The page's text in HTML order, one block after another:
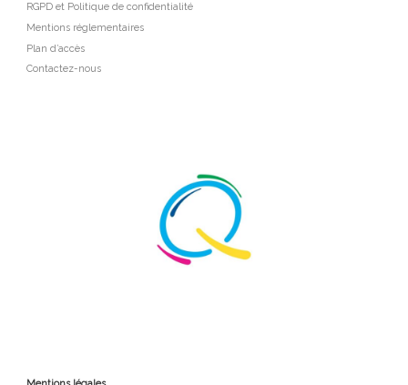
RGPD et Politique de confidentialité
Mentions réglementaires
Plan d’accès
Contactez-nous